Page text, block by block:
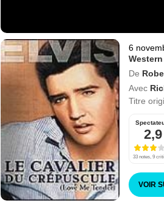
6
Western
De
Avec
Titre
2,9
33 notes, 9
VOIR